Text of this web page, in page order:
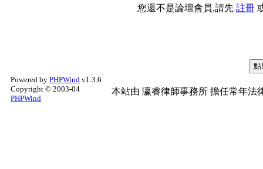
您還不是論壇會員,請先 註冊
Powered by PHPWind v1.3.6
Copyright © 2003-04
PHPWind
本站由 瀛睿律師事務所 擔任常年法